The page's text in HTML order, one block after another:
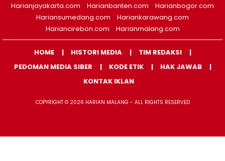
Harianjayakarta.com
Harianbanten.com
Harianbogor.com
Hariansumedang.com
Hariankarawang.com
Hariancirebon.com
Harianmalang.com
HOME HISTORI MEDIA
TIM REDAKSI
PEDOMAN MEDIA SIBER
KODE ETIK
HAK JAWAB
KONTAK IKLAN
COPYRIGHT © 2026 HARIAN MALANG - ALL RIGHTS RESERVED